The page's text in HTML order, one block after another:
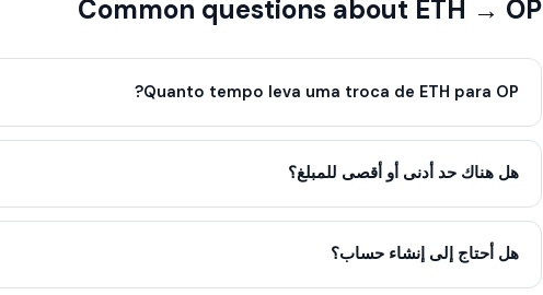
Common questions about ETH → OP
Quanto tempo leva uma troca de ETH para OP?
هل هناك حد أدنى أو أقصى للمبلغ؟
هل أحتاج إلى إنشاء حساب؟